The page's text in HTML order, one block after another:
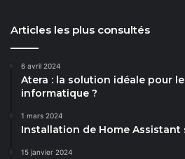
Articles les plus consultés
6 avril 2024
Atera : la solution idéale pour
informatique ?
1 mars 2024
Installation de Home Assistant
15 janvier 2024